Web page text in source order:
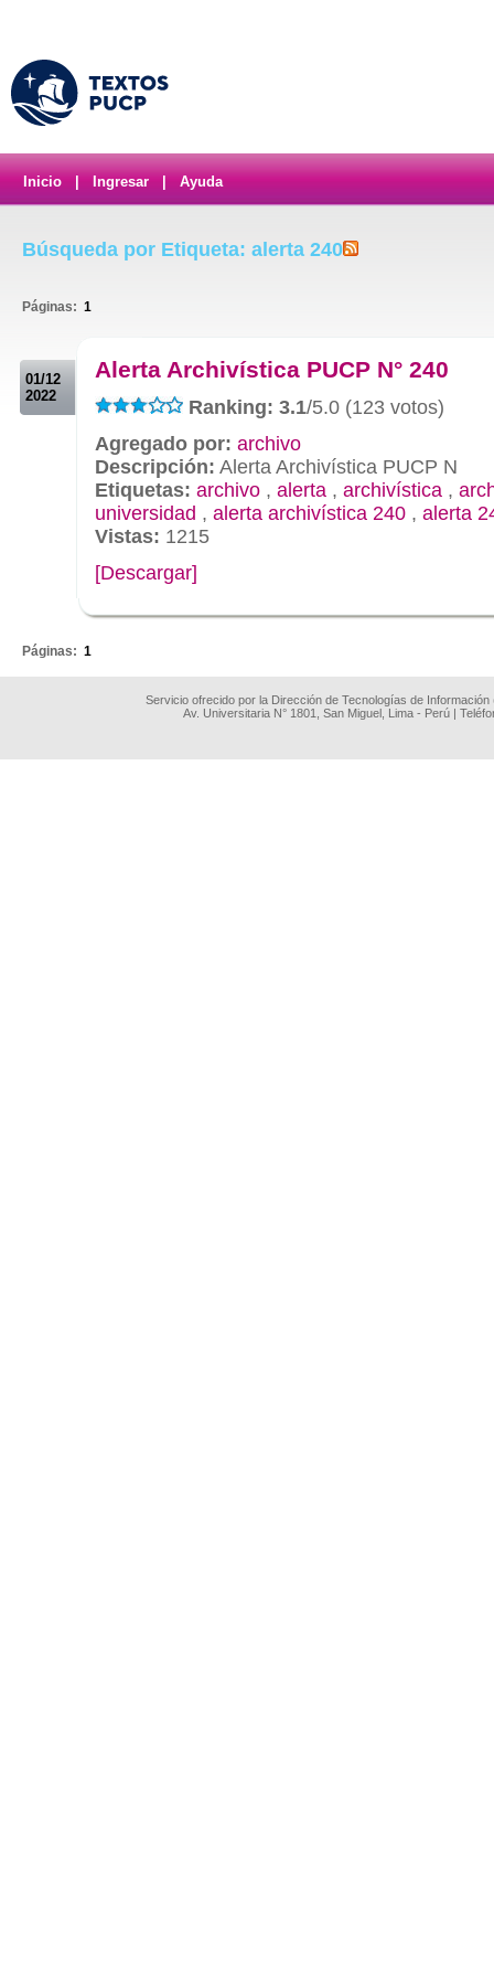
Inicio Ingresar Ayuda
Búsqueda por Etiqueta: alerta 240
Páginas: 1
01/12
2022
Alerta Archivística PUCP N° 240
Ranking: 3.1/5.0 (123 votos)
Agregado por: archivo
Descripción: Alerta Archivística PUCP N
Etiquetas: archivo , alerta , archivística ,
universidad , alerta archivística 240 , alerta
Vistas: 1215
[Descargar]
Páginas: 1
Servicio ofrecido por la Dirección de Tecnologías de
Av. Universitaria N° 1801, San Miguel, Lima - Perú |